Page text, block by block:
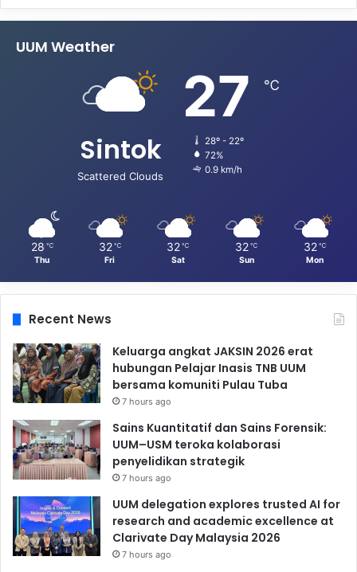
UUM Weather
Sintok
Scattered Clouds
27 ℃
28º - 22º
72%
0.9 km/h
28 ℃
Thu
32 ℃
Fri
32 ℃
Sat
32 ℃
Sun
32 ℃
Mon
Recent News
Keluarga angkat JAKSIN 2026 erat
hubungan Pelajar Inasis TNB UUM
bersama komuniti Pulau Tuba
7 hours ago
Sains Kuantitatif dan Sains Forensik:
UUM–USM teroka kolaborasi
penyelidikan strategik
7 hours ago
UUM delegation explores trusted AI for
research and academic excellence at
Clarivate Day Malaysia 2026
7 hours ago